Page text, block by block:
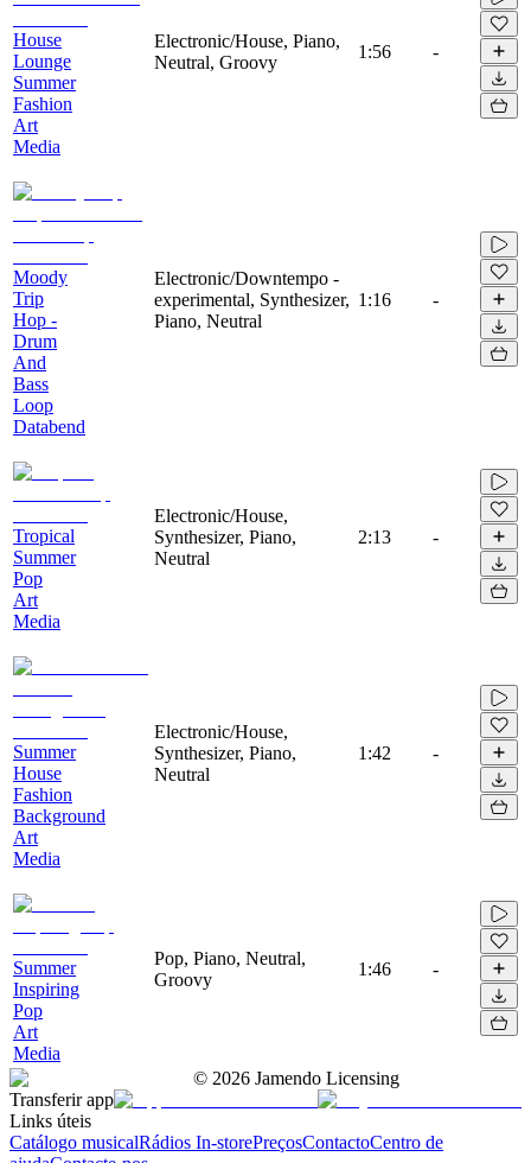
House
Lounge
Summer
Fashion
Art
Media
Electronic/House, Piano,
Neutral, Groovy
1:56 -
Moody
Trip
Hop -
Drum
And
Bass
Loop
Databend
Electronic/Downtempo -
experimental, Synthesizer,
Piano, Neutral
1:16 -
Tropical
Summer
Pop
Art
Media
Electronic/House,
Synthesizer, Piano,
Neutral
2:13 -
Summer
House
Fashion
Background
Art
Media
Electronic/House,
Synthesizer, Piano,
Neutral
1:42 -
Summer
Inspiring
Pop
Art
Media
Pop, Piano, Neutral,
Groovy
1:46 -
© 2026 Jamendo Licensing
Transferir app
Links úteis
Catálogo musicalRádios In-storePreçosContactoCentro de